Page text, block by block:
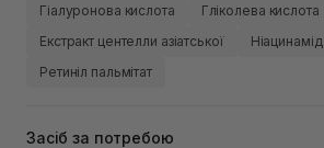
Гіалуронова кислота
Гліколева кислота
Екстракт центелли азіатської
Ніацинамід
Ретиніл пальмітат
Засіб за потребою